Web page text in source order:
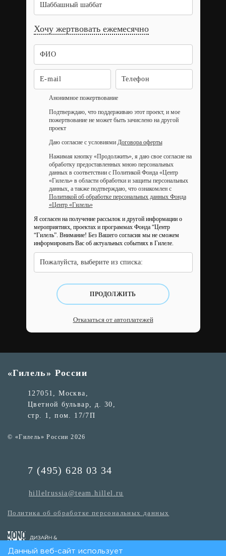
Шаббашный шаббат
Хочу жертвовать ежемесячно
Анонимное пожертвование
Подтверждаю, что поддерживаю этот проект, и мое
пожертвование не может быть зачислено на другой
проект
Даю согласие с условиями Договора оферты
Нажимая кнопку «Продолжить», я даю свое согласие на
обработку предоставленных мною персональных
данных в соответствии с Политикой Фонда «Центр
«Гилель» в области обработки и защиты персональных
данных, а также подтверждаю, что ознакомлен с
Политикой об обработке персональных данных Фонда
«Центр «Гилель»
Я согласен на получение рассылок и другой информации о
мероприятиях, проектах и программах Фонда “Центр
“Гилель”. Внимание! Без Вашего согласия мы не сможем
информировать Вас об актуальных событиях в Гилеле.
Пожалуйста, выберите из списка:
ПРОДОЛЖИТЬ
Отказаться от автоплатежей
«Гилель» России
127051, Москва,
Цветной бульвар, д. 30,
стр. 1, пом. 17/7П
© «Гилель» России 2026
7 (495) 628 03 34
hillelrussia@team.hillel.ru
Политика об обработке персональных данных
Данный веб-сайт использует